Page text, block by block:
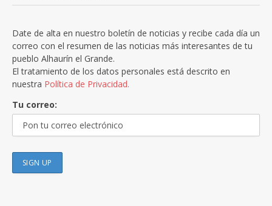
Date de alta en nuestro boletín de noticias y recibe cada día un
correo con el resumen de las noticias más interesantes de tu
pueblo Alhaurín el Grande.
El tratamiento de los datos personales está descrito en
nuestra Política de Privacidad.
Tu correo: